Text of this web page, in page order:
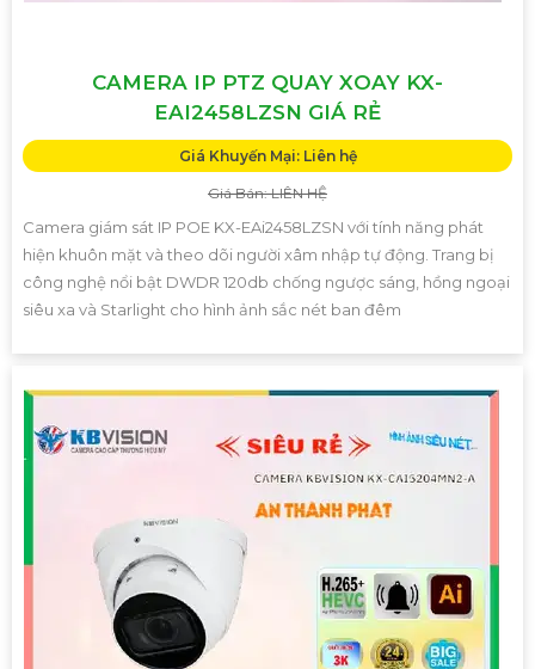
CAMERA IP PTZ QUAY XOAY KX-
EAI2458LZSN GIÁ RẺ
Giá Khuyến Mại: Liên hệ
Giá Bán: LIÊN HỆ
Camera giám sát IP POE KX-EAi2458LZSN với tính năng phát
hiện khuôn mặt và theo dõi người xâm nhập tự động. Trang bị
công nghệ nổi bật DWDR 120db chống ngược sáng, hồng ngoại
siêu xa và Starlight cho hình ảnh sắc nét ban đêm